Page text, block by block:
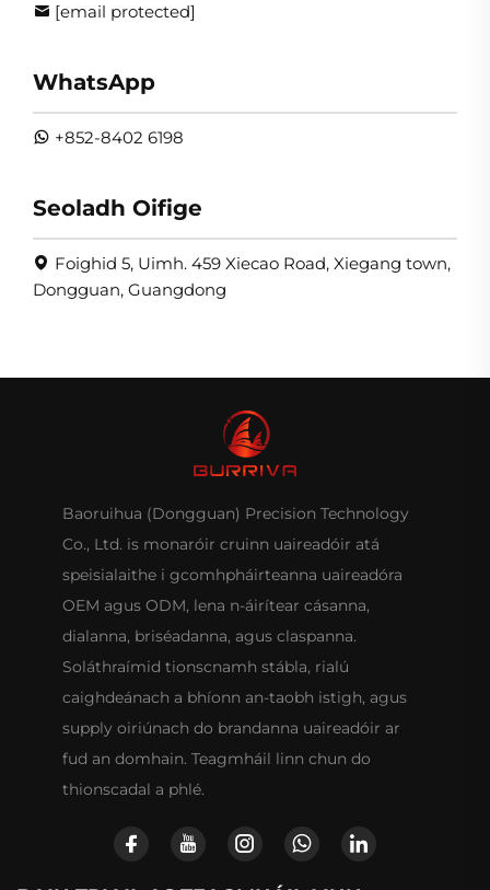
[email protected]
WhatsApp
+852-8402 6198
Seoladh Oifige
Foighid 5, Uimh. 459 Xiecao Road, Xiegang town,
Dongguan, Guangdong
Baoruihua (Dongguan) Precision Technology
Co., Ltd. is monaróir cruinn uaireadóir atá
speisialaithe i gcomhpháirteanna uaireadóra
OEM agus ODM, lena n-áirítear cásanna,
dialanna, briséadanna, agus claspanna.
Soláthraímid tionscnamh stábla, rialú
caighdeánach a bhíonn an-taobh istigh, agus
supply oiriúnach do brandanna uaireadóir ar
fud an domhain. Teagmháil linn chun do
thionscadal a phlé.